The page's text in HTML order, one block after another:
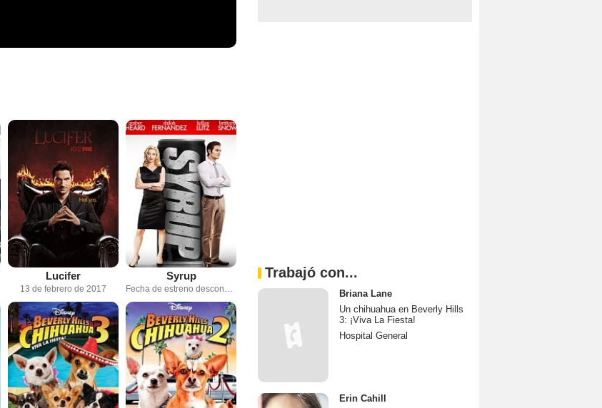
Lucifer
13 de febrero de 2017
Syrup Trabajó con...
Briana Lane
Un chihuahua en Beverly Hills
3: ¡Viva La Fiesta!
Hospital General
Erin Cahill